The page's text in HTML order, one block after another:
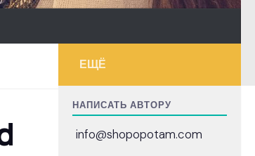
ЕЩЁ
НАПИСАТЬ АВТОРУ
info@shopopotam.com